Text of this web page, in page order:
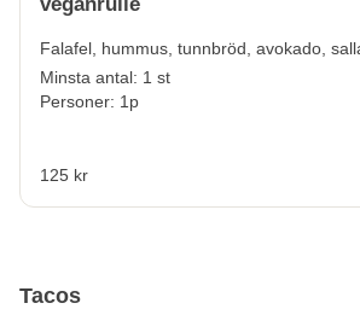
Falafel, hummus, tunnbröd, avokado,
Minsta antal: 1 st
Personer: 1p
125 kr
Tacos